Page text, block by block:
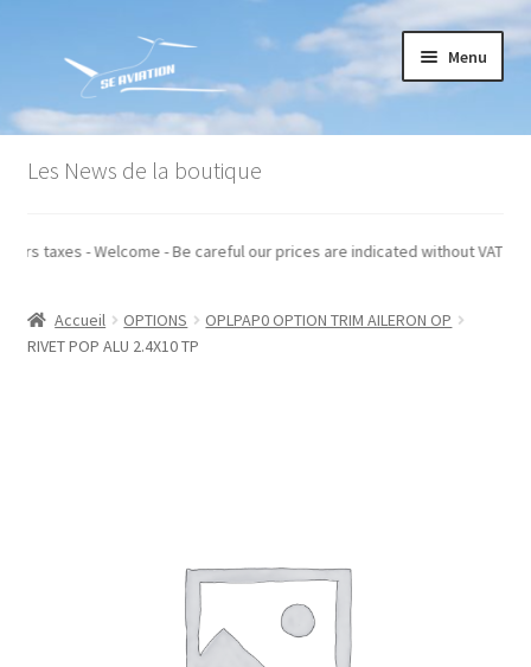
la
navigation
contenu
Menu
Accueil
Conditions générales de vente
Mon compte
Les News de la boutique
hors taxes - Welcome - Be careful our prices are indicated without
Accueil OPTIONS
OPLPAP0 OPTION TRIM AILERON OP
RIVET POP ALU 2.4X10 TP